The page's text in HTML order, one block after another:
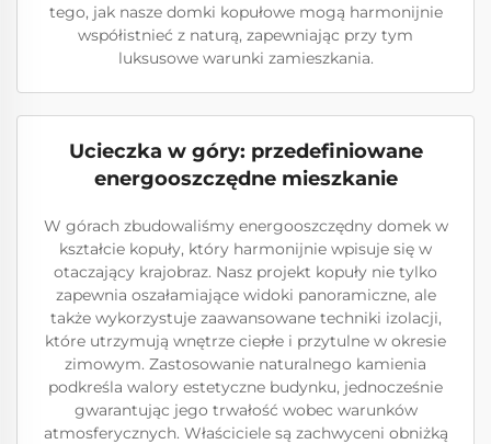
tego, jak nasze domki kopułowe mogą harmonijnie
współistnieć z naturą, zapewniając przy tym
luksusowe warunki zamieszkania.
Ucieczka w góry: przedefiniowane
energooszczędne mieszkanie
W górach zbudowaliśmy energooszczędny domek w
kształcie kopuły, który harmonijnie wpisuje się w
otaczający krajobraz. Nasz projekt kopuły nie tylko
zapewnia oszałamiające widoki panoramiczne, ale
także wykorzystuje zaawansowane techniki izolacji,
które utrzymują wnętrze ciepłe i przytulne w okresie
zimowym. Zastosowanie naturalnego kamienia
podkreśla walory estetyczne budynku, jednocześnie
gwarantując jego trwałość wobec warunków
atmosferycznych. Właściciele są zachwyceni obniżką